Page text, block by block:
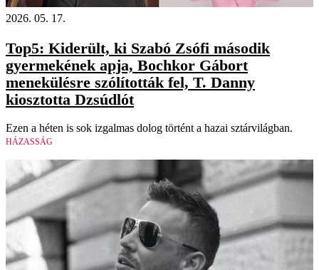
2026. 05. 17.
Top5: Kiderült, ki Szabó Zsófi második
gyermekének apja, Bochkor Gábort
menekülésre szólították fel, T. Danny
kiosztotta Dzsúdlót
Ezen a héten is sok izgalmas dolog történt a hazai sztárvilágban.
HÁZASSÁG